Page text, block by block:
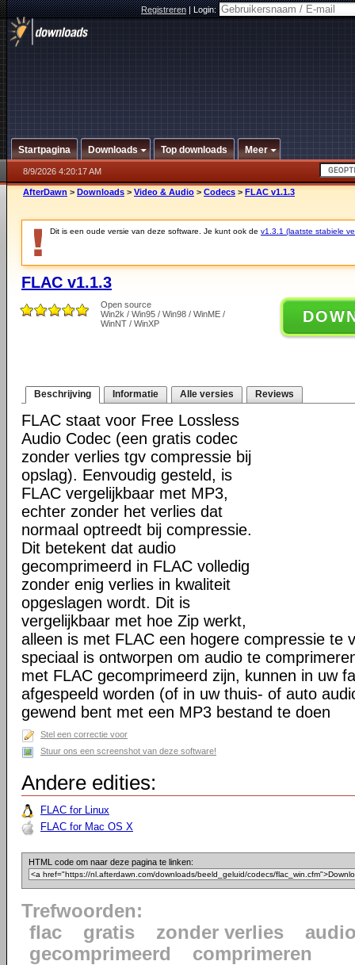
Registreren|Login:
Startpagina Downloads Top downloads Meer
8/9/2026 4:20:17 AM
AfterDawn > Downloads > Video & Audio > Codecs > FLAC v1.1.3
Dit is een oude versie van deze software. Je kunt ook de v1.3.1 (laatste stabiele
FLAC v1.1.3
Open source
Win2k / Win95 / Win98 / WinME /
WinNT / WinXP
Beschrijving Informatie Alle versies Reviews
FLAC staat voor Free Lossless
Audio Codec (een gratis codec
zonder verlies tgv compressie bij
opslag). Eenvoudig gesteld, is
FLAC vergelijkbaar met MP3,
echter zonder het verlies dat
normaal optreedt bij compressie.
Dit betekent dat audio
gecomprimeerd in FLAC volledig
zonder enig verlies in kwaliteit
opgeslagen wordt. Dit is
vergelijkbaar met hoe Zip werkt,
alleen is met FLAC een hogere compressie te
speciaal is ontworpen om audio te
met FLAC gecomprimeerd zijn, kunnen in uw
afgespeeld worden (of in uw thuis- of auto
gewend bent met een MP3 bestand te doen
Stel een correctie voor
Stuur ons een screenshot van deze software!
Andere edities:
FLAC for Linux
FLAC for Mac OS X
HTML code om naar deze pagina te linken:
Trefwoorden:
flac
gratis zonder verlies
gecomprimeerd
comprimeren